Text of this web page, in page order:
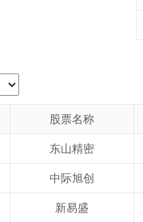
股票名称
东山精密
中际旭创
新易盛